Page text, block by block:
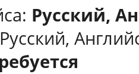
Русский,